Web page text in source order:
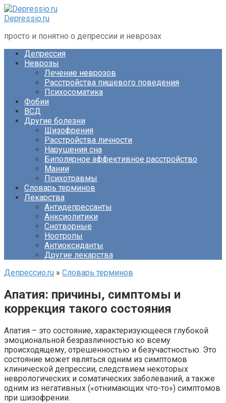
Перейти
к
Depressio.ru
просто и понятно о депрессии и неврозах
Депрессия
Неврозы
Лечение неврозов
Расстройства пищевого поведения
Психосоматика
Фобии
ВСД
Другие болезни
Шизофрения
Расстройства личности
Нарушения сна
Биполярное аффективное расстройство
Мании
Психотравмы
Словарь терминов
Лекарства
Антидепрессанты
Анксиолитики
Снотворные
Ноотропы
Антиоксиданты
Другие лекарства
Депрессио.ru » Словарь терминов
Апатия: причины, симптомы и
коррекция такого состояния
Апатия – это состояние, характеризующееся глубокой
эмоциональной безразличностью ко всему
происходящему, отрешенностью и безучастностью. Это
состояние может являться одним из симптомов
клинической депрессии, следствием некоторых
неврологических и соматических заболеваний, а также
одним из негативных («отнимающих что-то») симптомов
при шизофрении.